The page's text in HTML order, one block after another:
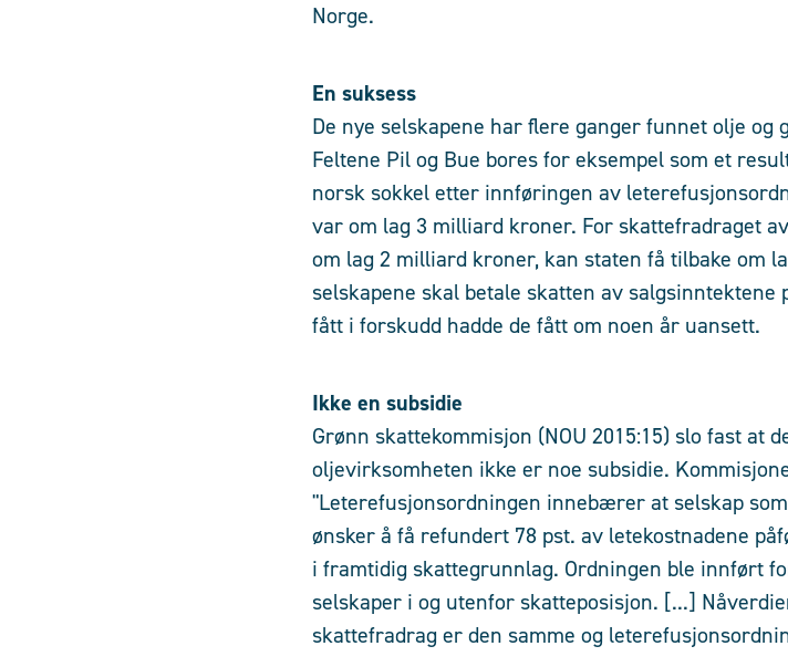
Norge.
En suksess
De nye selskapene har flere ganger funnet olje
Feltene Pil og Bue bores for eksempel som et
norsk sokkel etter innføringen av
var om lag 3 milliard kroner. For skattefradraget
om lag 2 milliard kroner, kan staten få tilbake om
selskapene skal betale skatten av salgsinntektene
fått i forskudd hadde de fått om noen år uansett.
Ikke en subsidie
Grønn skattekommisjon (NOU 2015:15) slo fast at
oljevirksomheten ikke er noe subsidie.
"Leterefusjonsordningen innebærer at selskap
ønsker å få refundert 78 pst. av letekostnadene
i framtidig skattegrunnlag. Ordningen ble innført
selskaper i og utenfor skatteposisjon. [...]
skattefradrag er den samme og